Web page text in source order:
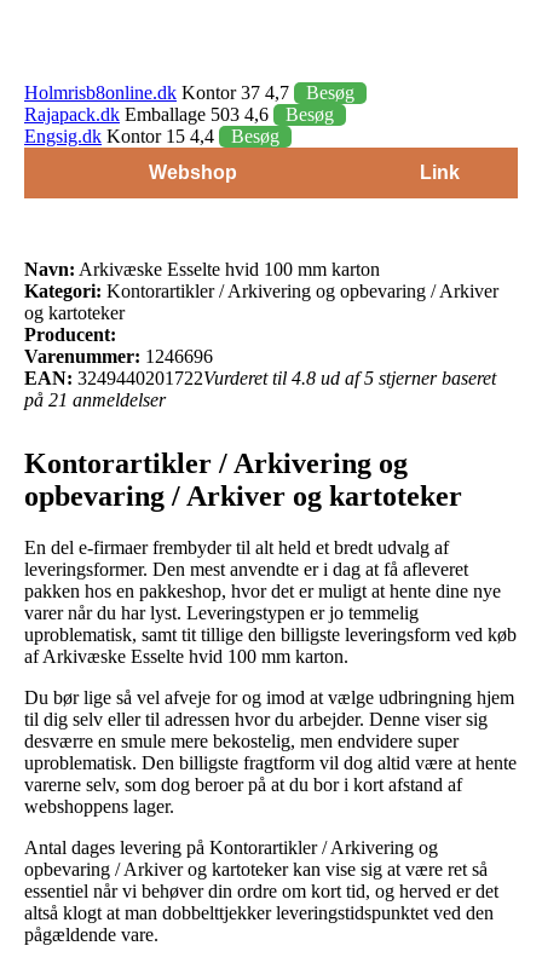
Holmrisb8online.dk Kontor 37 4,7
Besøg
Rajapack.dk Emballage 503 4,6
Besøg
Engsig.dk Kontor 15 4,4
Besøg
Webshop
Link
Navn: Arkivæske Esselte hvid 100 mm karton
Kategori: Kontorartikler / Arkivering og opbevaring / Arkiver
og kartoteker
Producent:
Varenummer: 1246696
EAN: 3249440201722Vurderet til 4.8 ud af 5 stjerner baseret
på 21 anmeldelser
Kontorartikler / Arkivering og
opbevaring / Arkiver og kartoteker
En del e-firmaer frembyder til alt held et bredt udvalg af
leveringsformer. Den mest anvendte er i dag at få afleveret
pakken hos en pakkeshop, hvor det er muligt at hente dine nye
varer når du har lyst. Leveringstypen er jo temmelig
uproblematisk, samt tit tillige den billigste leveringsform ved køb
af Arkivæske Esselte hvid 100 mm karton.
Du bør lige så vel afveje for og imod at vælge udbringning hjem
til dig selv eller til adressen hvor du arbejder. Denne viser sig
desværre en smule mere bekostelig, men endvidere super
uproblematisk. Den billigste fragtform vil dog altid være at hente
varerne selv, som dog beroer på at du bor i kort afstand af
webshoppens lager.
Antal dages levering på Kontorartikler / Arkivering og
opbevaring / Arkiver og kartoteker kan vise sig at være ret så
essentiel når vi behøver din ordre om kort tid, og herved er det
altså klogt at man dobbelttjekker leveringstidspunktet ved den
pågældende vare.